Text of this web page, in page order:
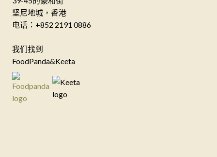
坚尼地城，香港
电话：+852 2191 0886
我们找到
FoodPanda&Keeta